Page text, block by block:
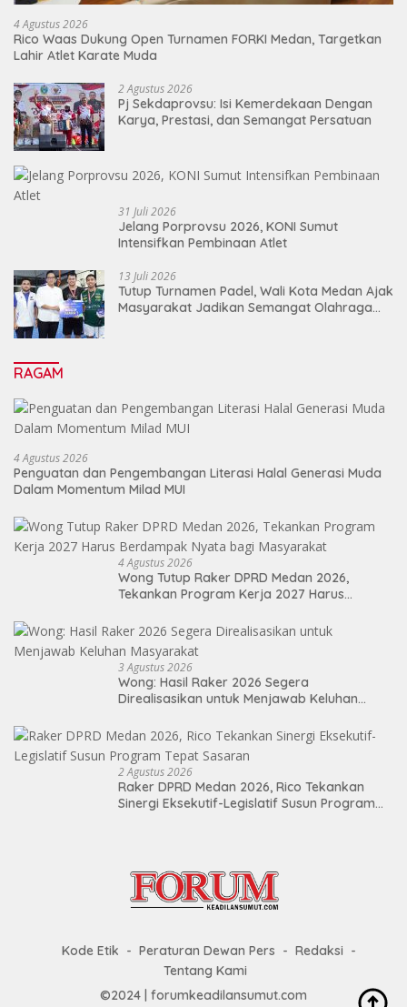
4 Agustus 2026
Rico Waas Dukung Open Turnamen FORKI Medan, Targetkan
Lahir Atlet Karate Muda
2 Agustus 2026
Pj Sekdaprovsu: Isi Kemerdekaan Dengan
Karya, Prestasi, dan Semangat Persatuan
31 Juli 2026
Jelang Porprovsu 2026, KONI Sumut
Intensifkan Pembinaan Atlet
13 Juli 2026
Tutup Turnamen Padel, Wali Kota Medan Ajak
Masyarakat Jadikan Semangat Olahraga
RAGAM
4 Agustus 2026
Penguatan dan Pengembangan Literasi Halal Generasi Muda
Dalam Momentum Milad MUI
4 Agustus 2026
Wong Tutup Raker DPRD Medan 2026,
Tekankan Program Kerja 2027 Harus
3 Agustus 2026
Wong: Hasil Raker 2026 Segera
Direalisasikan untuk Menjawab Keluhan
2 Agustus 2026
Raker DPRD Medan 2026, Rico Tekankan
Sinergi Eksekutif-Legislatif Susun Program
Kode Etik Peraturan Dewan Pers
Redaksi
Tentang Kami
©2024 | forumkeadilansumut.com